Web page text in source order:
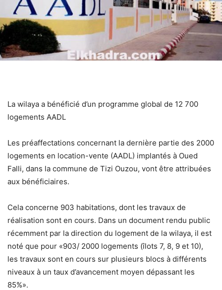
La wilaya a bénéficié d’un programme global de 12 700
logements AADL
Les préaffectations concernant la dernière partie des 2000
logements en location-vente (AADL) implantés à Oued
Falli, dans la commune de Tizi Ouzou, vont être attribuées
aux bénéficiaires.
Cela concerne 903 habitations, dont les travaux de
réalisation sont en cours. Dans un document rendu public
récemment par la direction du logement de la wilaya, il est
noté que pour «903/ 2000 logements (îlots 7, 8, 9 et 10),
les travaux sont en cours sur plusieurs blocs à différents
niveaux à un taux d’avancement moyen dépassant les
85%».